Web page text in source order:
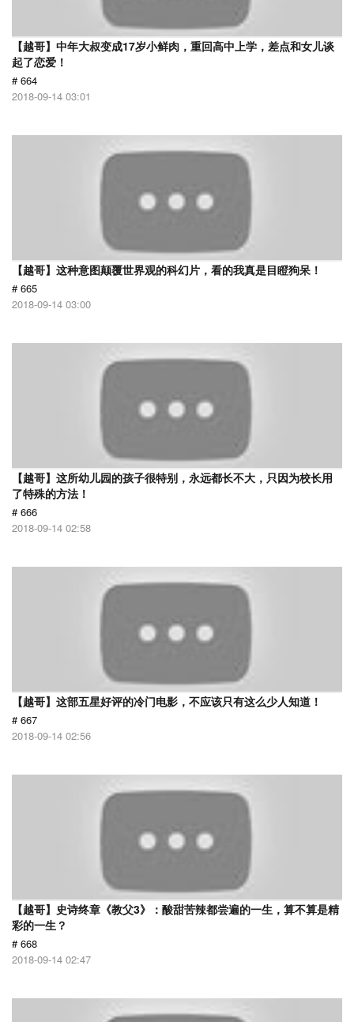
【越哥】中年大叔变成17岁小鲜肉，重回高中上学，差点和女儿谈
起了恋爱！
# 664
2018-09-14 03:01
【越哥】这种意图颠覆世界观的科幻片，看的我真是目瞪狗呆！
# 665
2018-09-14 03:00
【越哥】这所幼儿园的孩子很特别，永远都长不大，只因为校长用
了特殊的方法！
# 666
2018-09-14 02:58
【越哥】这部五星好评的冷门电影，不应该只有这么少人知道！
# 667
2018-09-14 02:56
【越哥】史诗终章《教父3》：酸甜苦辣都尝遍的一生，算不算是精
彩的一生？
# 668
2018-09-14 02:47